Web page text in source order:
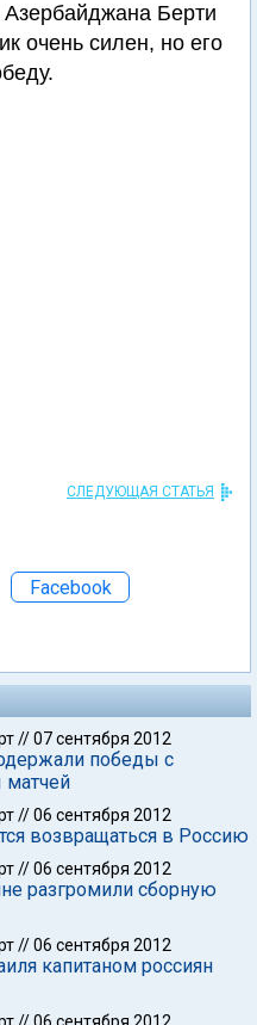
Берти
очень силен, но его
СЛЕДУЮЩАЯ СТАТЬЯ
Facebook
//07 сентября 2012
победы с
матчей
//06 сентября 2012
возвращаться в Россию
//06 сентября 2012
разгромили сборную
//06 сентября 2012
капитаном россиян